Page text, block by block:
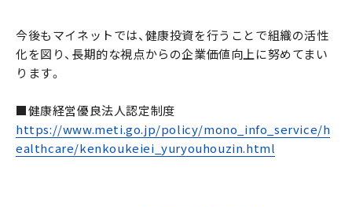
今後もマイネットでは、健康投資を行うことで組織の活性
化を図り、長期的な視点からの企業価値向上に努めてまい
ります。
■健康経営優良法人認定制度
https://www.meti.go.jp/policy/mono_info_service/h
ealthcare/kenkoukeiei_yuryouhouzin.html